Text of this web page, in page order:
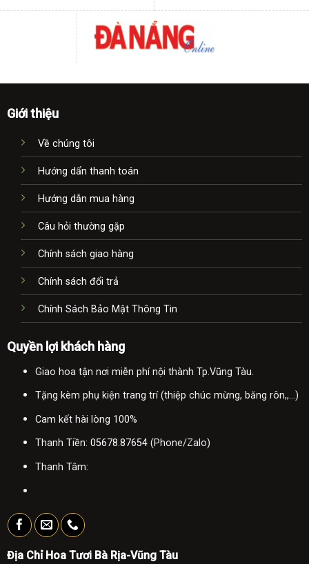
Giới thiệu
Về chúng tôi
Hướng dẩn thanh toán
Hướng dẫn mua hàng
Câu hỏi thường gặp
Chính sách giao hàng
Chính sách đổi trả
Chính Sách Bảo Mật Thông Tin
Quyền lợi khách hàng
Giao hoa tận nơi miễn phí nội thành Tp.Vũng Tàu.
Tặng kèm phụ kiện trang trí (thiệp chúc mừng, băng rôn,,...)
Cam kết hài lòng 100%
Thanh Tiền: 05678.87654(Phone/Zalo)
Thanh Tâm:
Địa Chỉ Hoa Tươi Bà Rịa-Vũng Tàu